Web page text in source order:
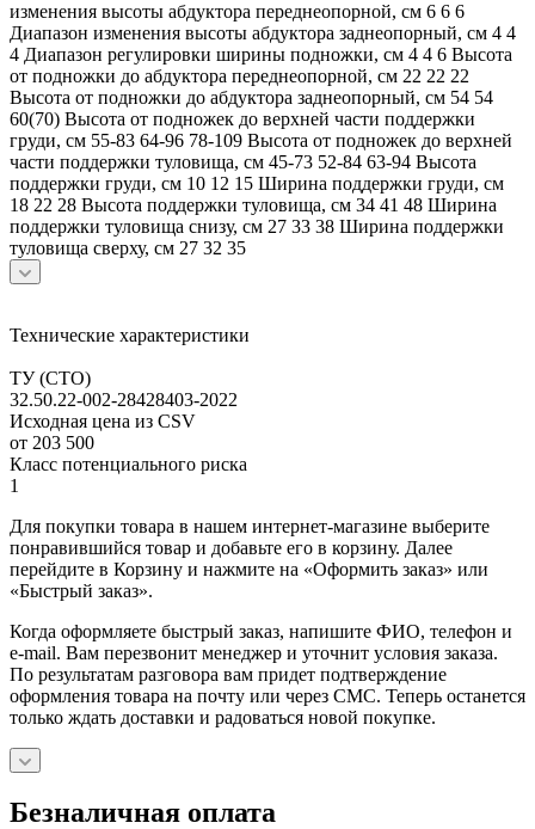
изменения высоты абдуктора переднеопорной, см 6 6 6
Диапазон изменения высоты абдуктора заднеопорный, см 4 4
4 Диапазон регулировки ширины подножки, см 4 4 6 Высота
от подножки до абдуктора переднеопорной, см 22 22 22
Высота от подножки до абдуктора заднеопорный, см 54 54
60(70) Высота от подножек до верхней части поддержки
груди, см 55-83 64-96 78-109 Высота от подножек до верхней
части поддержки туловища, см 45-73 52-84 63-94 Высота
поддержки груди, см 10 12 15 Ширина поддержки груди, см
18 22 28 Высота поддержки туловища, см 34 41 48 Ширина
поддержки туловища снизу, см 27 33 38 Ширина поддержки
туловища сверху, см 27 32 35
Технические характеристики
ТУ (СТО)
32.50.22-002-28428403-2022
Исходная цена из CSV
от 203 500
Класс потенциального риска
1
Для покупки товара в нашем интернет-магазине выберите
понравившийся товар и добавьте его в корзину. Далее
перейдите в Корзину и нажмите на «Оформить заказ» или
«Быстрый заказ».
Когда оформляете быстрый заказ, напишите ФИО, телефон и
e-mail. Вам перезвонит менеджер и уточнит условия заказа.
По результатам разговора вам придет подтверждение
оформления товара на почту или через СМС. Теперь останется
только ждать доставки и радоваться новой покупке.
Безналичная оплата